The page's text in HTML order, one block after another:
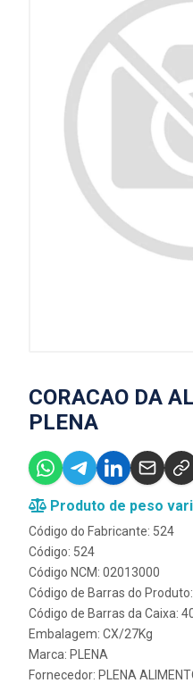
CORACAO DA
PLENA
Produto de peso
Código do Fabricante: 524
Código: 524
Código NCM: 02013000
Código de Barras do
Código de Barras da Caixa:
Embalagem: CX/27Kg
Marca: PLENA
Fornecedor: PLENA